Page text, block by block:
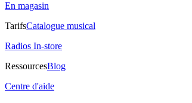
En magasin
TarifsCatalogue musical
Radios In-store
RessourcesBlog
Centre d'aide